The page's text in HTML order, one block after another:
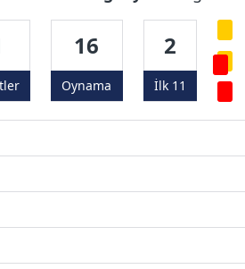
16
Oynama
2
İlk 11